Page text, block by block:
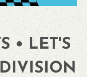
• LET'S